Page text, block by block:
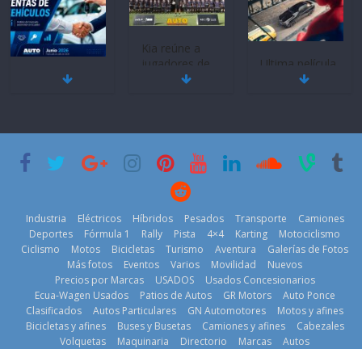
Mercado
historia
11 de julio de
BMW, Toyota,
Bosch y
Kia reúne a
jugadores de
fútbol de todo
2026
La Vuelta al
Ecuador 2026,
edición 47ª,
recorre 7
provincias en 8
Ultima película
‘Spider‑Man:
29 de julio de
¿Qué puede
pasar con tu
vehículo si
permanece
Industria Eléctricos Híbridos Pesados Transporte
Camiones
Deportes
Fórmula 1 Rally Pista 4×4 Karting
Motociclismo
Ciclismo
Motos Bicicletas Turismo Aventura
Galerías de Fotos
Más fotos
Eventos Varios Movilidad
Nuevos
Precios por Marcas
USADOS
Usados Concesionarios
Ecua-Wagen Usados
Patios de Autos GR Motors
Auto Ponce
Clasificados
Autos Particulares GN Automotores
Motos y afines
Bicicletas y afines
Buses y Busetas Camiones y afines
Cabezales
Volquetas
Maquinaria Directorio Marcas Autos